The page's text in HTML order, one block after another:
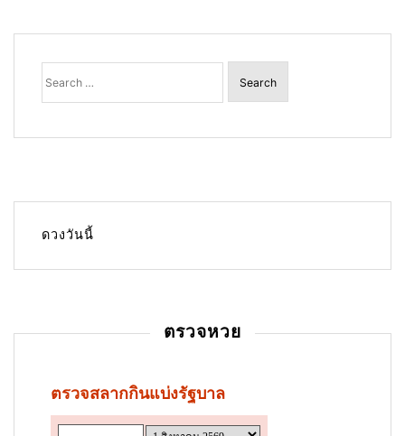
Search
for:
ดวงวันนี้
ตรวจหวย